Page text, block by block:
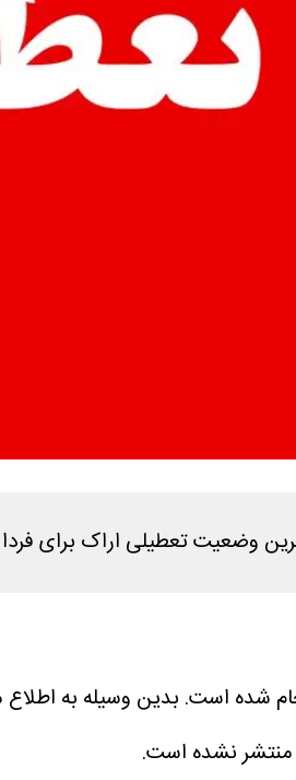
دوشنبه ۲۵ خرداد در این خبر اطلاع
بدین وسیله به اطلاع